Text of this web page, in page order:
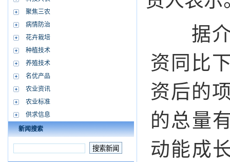
聚焦三农
病情防治
花卉栽培
种植技术
养殖技术
名优产品
农业资讯
农业标准
供求信息
新闻搜索
据介
资同比
资后的
的总量
动能成